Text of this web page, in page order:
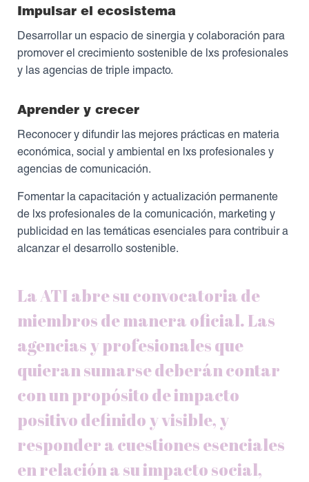
Impulsar el ecosistema
Desarrollar un espacio de sinergia y colaboración para
promover el crecimiento sostenible de lxs profesionales
y las agencias de triple impacto.
Aprender y crecer
Reconocer y difundir las mejores prácticas en materia
económica, social y ambiental en lxs profesionales y
agencias de comunicación.
Fomentar la capacitación y actualización permanente
de lxs profesionales de la comunicación, marketing y
publicidad en las temáticas esenciales para contribuir a
alcanzar el desarrollo sostenible.
La ATI abre su convocatoria de
miembros de manera oficial. Las
agencias y profesionales que
quieran sumarse deberán contar
con un propósito de impacto
positivo definido y visible, y
responder a cuestiones esenciales
en relación a su impacto social,